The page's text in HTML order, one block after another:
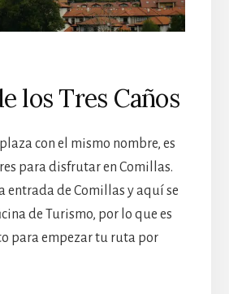
los Tres Caños
con el mismo nombre, es
para disfrutar en Comillas.
entrada de Comillas y aquí se
de Turismo, por lo que es
para empezar tu ruta por